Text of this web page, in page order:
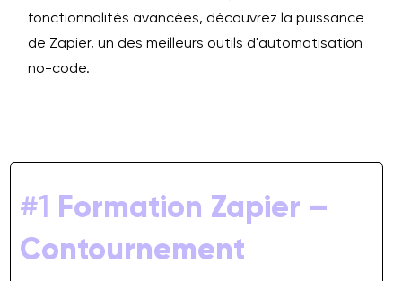
fonctionnalités avancées, découvrez la puissance
de Zapier, un des meilleurs outils d'automatisation
no-code.
#1 Formation Zapier –
Contournement